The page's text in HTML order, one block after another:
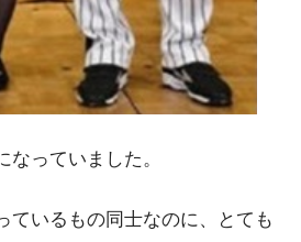
っていました。
ているもの同士なのに、とても